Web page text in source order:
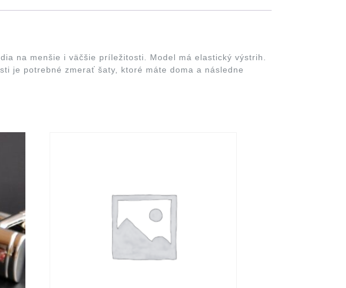
na menšie i väčšie príležitosti. Model má elastický výstrih.
je potrebné zmerať šaty, ktoré máte doma a následne